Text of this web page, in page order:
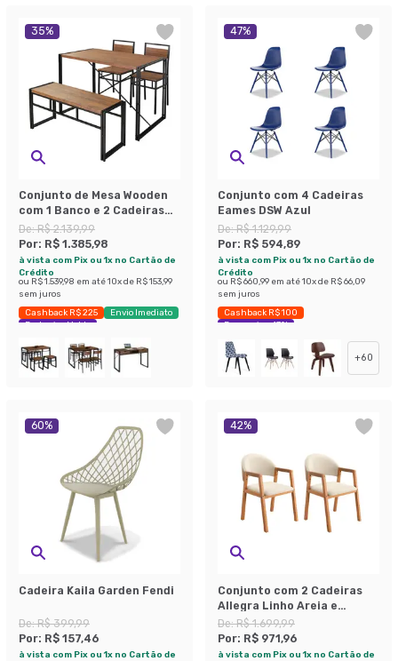
35%
Conjunto de Mesa Wooden
com 1 Banco e 2 Cadeiras
Preto e Amêndoa
De:R$ 2.139,99
Por: R$ 1.385,98
à vista com Pix ou 1x no Cartão de
Crédito
ou R$ 1.539,98 em até10x de R$ 153,99
sem juros
Cashback R$ 225
Envio Imediato
Exclusivo Mobly
47%
Conjunto com 4 Cadeiras
Eames DSW Azul
De:R$ 1.129,99
Por: R$ 594,89
à vista com Pix ou 1x no Cartão de
Crédito
ou R$ 660,99 em até10x de R$ 66,09
sem juros
Cashback R$ 100
Economize 47%
+60
60%
Cadeira Kaila Garden Fendi
De:R$ 399,99
Por: R$ 157,46
à vista com Pix ou 1x no Cartão de
42%
Conjunto com 2 Cadeiras
Allegra Linho Areia e
Madeira
De:R$ 1.699,99
Por: R$ 971,96
à vista com Pix ou 1x no Cartão de